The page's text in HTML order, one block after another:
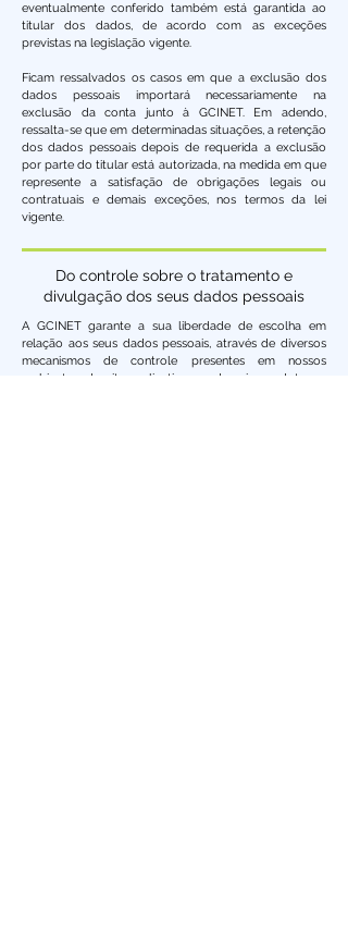
eventualmente conferido também está garantida ao
titular dos dados, de acordo com as exceções
previstas na legislação vigente.
Ficam ressalvados os casos em que a exclusão dos
dados pessoais importará necessariamente na
exclusão da conta junto à GCINET. Em adendo,
ressalta-se que em determinadas situações, a retenção
dos dados pessoais depois de requerida a exclusão
por parte do titular está autorizada, na medida em que
represente a satisfação de obrigações legais ou
contratuais e demais exceções, nos termos da lei
vigente.
Do controle sobre o tratamento e
divulgação dos seus dados pessoais
A GCINET garante a sua liberdade de escolha em
relação aos seus dados pessoais, através de diversos
mecanismos de controle presentes em nossos
ambientes de site, aplicativos e demais produtos e